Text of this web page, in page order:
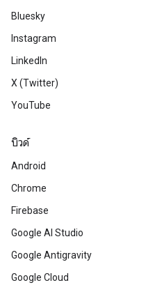
Bluesky
Instagram
LinkedIn
X (Twitter)
YouTube
บิวด์
Android
Chrome
Firebase
Google AI Studio
Google Antigravity
Google Cloud